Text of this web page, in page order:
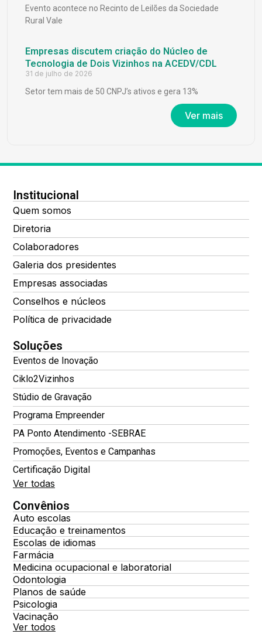
Evento acontece no Recinto de Leilões da Sociedade
Rural Vale
Empresas discutem criação do Núcleo de
Tecnologia de Dois Vizinhos na ACEDV/CDL
31 de julho de 2026
Setor tem mais de 50 CNPJ’s ativos e gera 13%
Ver mais
Institucional
Quem somos
Diretoria
Colaboradores
Galeria dos presidentes
Empresas associadas
Conselhos e núcleos
Política de privacidade
Soluções
Eventos de Inovação
Ciklo2Vizinhos
Stúdio de Gravação
Programa Empreender
PA Ponto Atendimento -SEBRAE
Promoções, Eventos e Campanhas
Certificação Digital
Ver todas
Convênios
Auto escolas
Educação e treinamentos
Escolas de idiomas
Farmácia
Medicina ocupacional e laboratorial
Odontologia
Planos de saúde
Psicologia
Vacinação
Ver todos